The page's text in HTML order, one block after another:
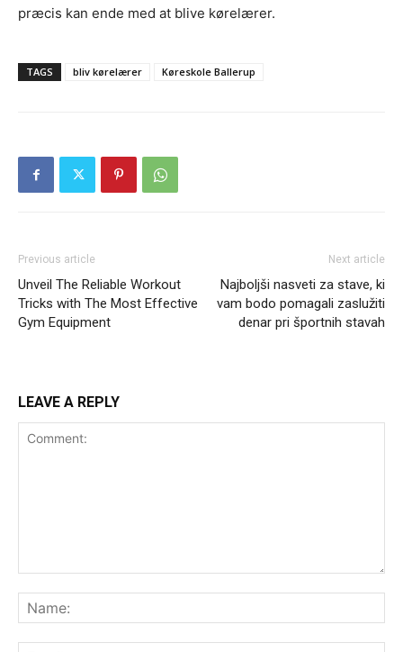
præcis kan ende med at blive kørelærer.
TAGS bliv kørelærer Køreskole Ballerup
Previous article
Unveil The Reliable Workout
Tricks with The Most Effective
Gym Equipment
Next article
Najboljši nasveti za stave, ki
vam bodo pomagali zaslužiti
denar pri športnih stavah
LEAVE A REPLY